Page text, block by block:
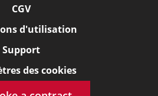
CGV
d'utilisation
Support
des cookies